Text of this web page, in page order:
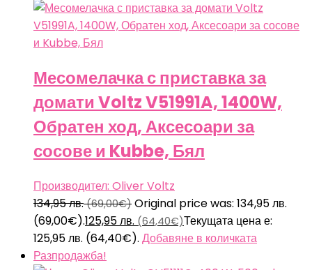
Месомелачка с приставка за
домати Voltz V51991A, 1400W,
Обратен ход, Аксесоари за
сосове и Kubbe, Бял
Производител: Oliver Voltz
134,95лв.(69,00€) Original price was: 134,95 лв.
(69,00€).125,95лв. (64,40€)Текущата цена е:
125,95 лв. (64,40€). Добавяне в количката
Разпродажба!